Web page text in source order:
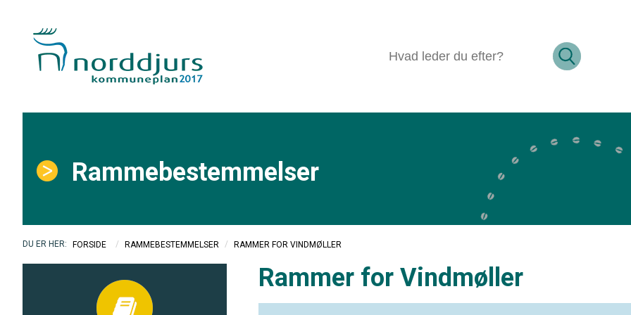
Rammebestemmelser
FORSIDE / RAMMEBESTEMMELSER / RAMMER FOR VINDMØLLER
Rammer for Vindmøller